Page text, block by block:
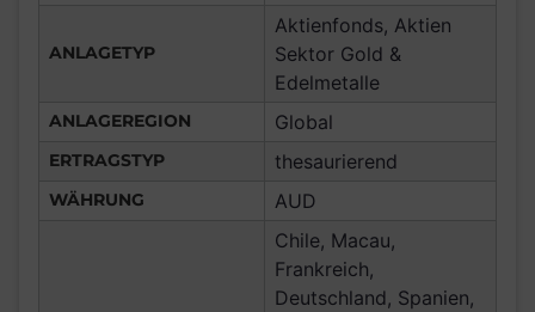
ANLAGETYP
Aktienfonds, Aktien
Sektor Gold &
Edelmetalle
ANLAGEREGION Global
ERTRAGSTYP thesaurierend
WÄHRUNG AUD
Chile, Macau,
Frankreich,
Deutschland, Spanien,